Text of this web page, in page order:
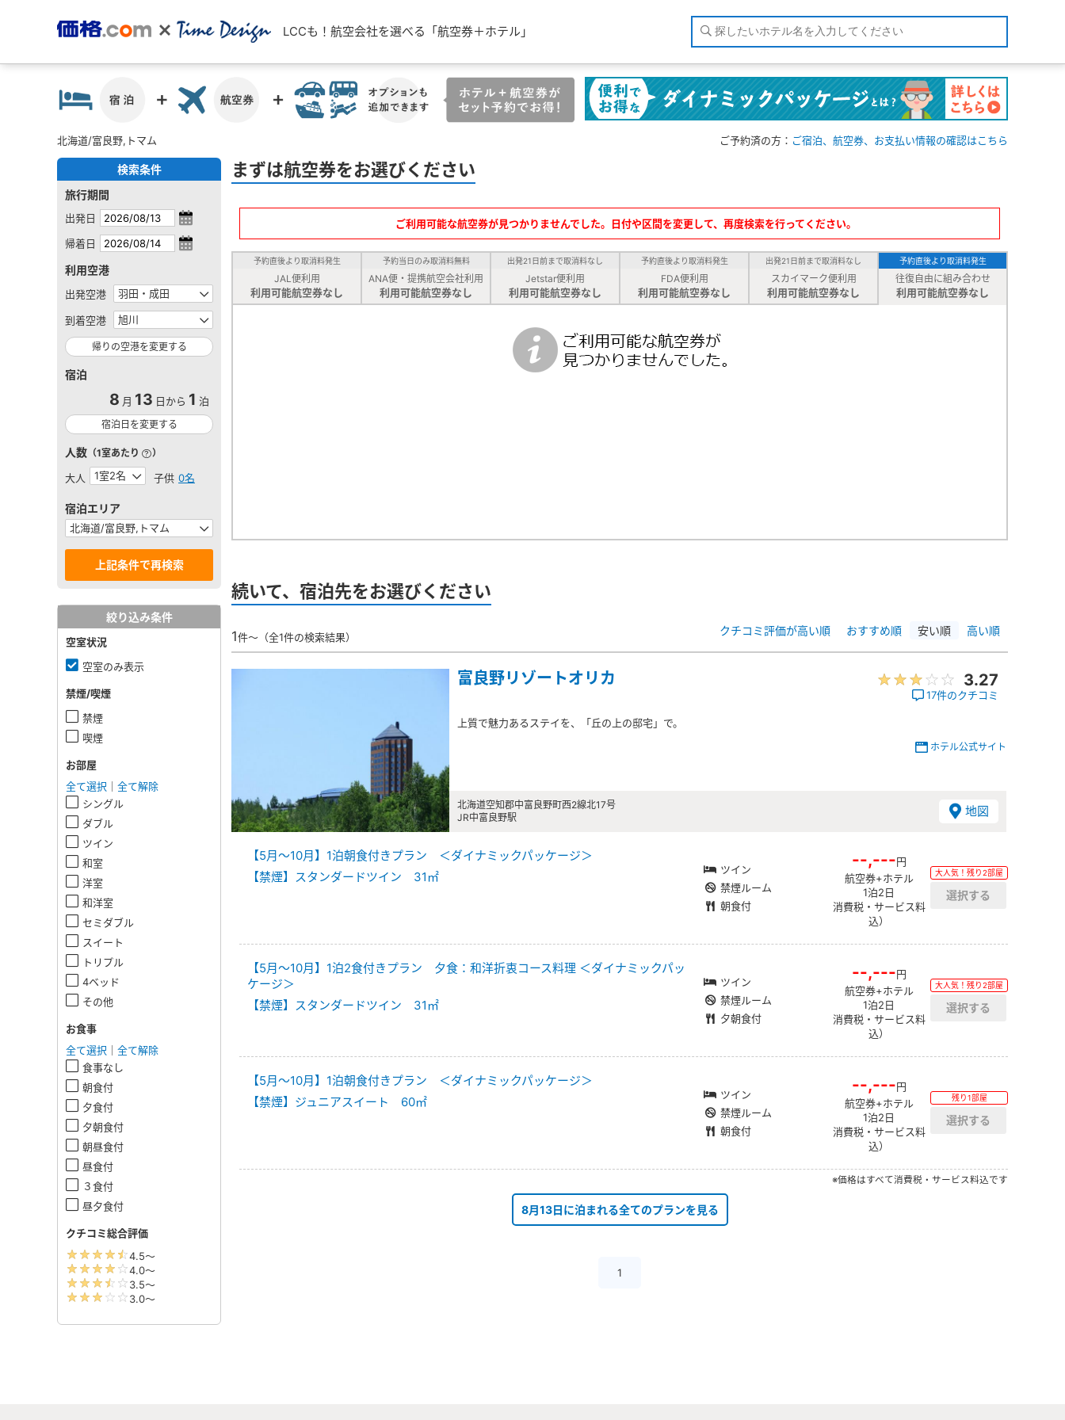
LCCも！航空会社を選べる「航空券＋ホテル」
北海道/富良野,トマム ご予約済の方： ご宿泊、航空券、お支払い情報の確認はこちら
検索条件
旅行期間
出発日
帰着日
利用空港
出発空港
到着空港
帰りの空港を変更する
宿泊
8 月 13 日から 1 泊
宿泊日を変更する
人数 （1室あたり ）
大人 子供 0名
宿泊エリア
絞り込み条件
空室状況
空室のみ表示
禁煙/喫煙
禁煙
喫煙
お部屋
全て選択
全て解除
シングル
ダブル
ツイン
和室
洋室
和洋室
セミダブル
スイート
トリプル
4ベッド
その他
お食事
全て選択
全て解除
食事なし
朝食付
夕食付
夕朝食付
朝昼食付
昼食付
３食付
昼夕食付
クチコミ総合評価
まずは航空券をお選びください
ご利用可能な航空券が見つかりませんでした。日付や区間を変更して、再度検索を行ってください。
予約直後より取消料発生
JAL便利用
利用可能航空券なし
予約当日のみ取消料無料
ANA便・提携航空会社利用
利用可能航空券なし
出発21日前まで取消料なし
Jetstar便利用
利用可能航空券なし
予約直後より取消料発生
FDA便利用
利用可能航空券なし
出発21日前まで取消料なし
スカイマーク便利用
利用可能航空券なし
予約直後より取消料発生
往復自由に組み合わせ
利用可能航空券なし
続いて、宿泊先をお選びください
1件～（全1件の検索結果） クチコミ評価が高い順 おすすめ順 安い順 高い順
富良野リゾートオリカ 3.27
17件のクチコミ
上質で魅力あるステイを、「丘の上の邸宅」で。
ホテル公式サイト
北海道空知郡中富良野町西2線北17号
JR中富良野駅
地図
【5月～10月】1泊朝食付きプラン ＜ダイナミックパッケージ＞
【禁煙】スタンダードツイン 31㎡
ツイン
禁煙ルーム
朝食付
--,---円
航空券+ホテル
1泊2日
消費税・サービス料
込）
大人気！残り2部屋
【5月～10月】1泊2食付きプラン 夕食：和洋折衷コース料理 ＜ダイナミックパッ
ケージ＞
【禁煙】スタンダードツイン 31㎡
ツイン
禁煙ルーム
夕朝食付
--,---円
航空券+ホテル
1泊2日
消費税・サービス料
込）
大人気！残り2部屋
【5月～10月】1泊朝食付きプラン ＜ダイナミックパッケージ＞
【禁煙】ジュニアスイート 60㎡
ツイン
禁煙ルーム
朝食付
--,---円
航空券+ホテル
1泊2日
消費税・サービス料
込）
残り1部屋
※価格はすべて消費税・サービス料込です
8月13日に泊まれる全てのプランを見る
1